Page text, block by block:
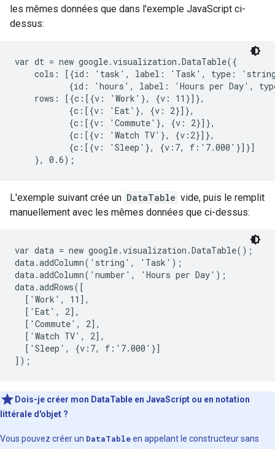
les mêmes données que dans l'exemple JavaScript ci-
dessus:
var dt = new google.visualization.DataTable({
cols: [{id: 'task', label: 'Task', type:
{id: 'hours', label: 'Hours per Day',
    rows: [{c:[{v: 'Work'}, {v: 11}]},
           {c:[{v: 'Eat'}, {v: 2}]},
           {c:[{v: 'Commute'}, {v: 2}]},
           {c:[{v: 'Watch TV'}, {v:2}]},
           {c:[{v: 'Sleep'}, {v:7, f:'7.000'}]}]
    }, 0.6);
L'exemple suivant crée un DataTable vide, puis le remplit
manuellement avec les mêmes données que ci-dessus:
var data = new google.visualization.DataTable();
data.addColumn('string', 'Task');
data.addColumn('number', 'Hours per Day');
data.addRows([
  ['Work', 11],
  ['Eat', 2],
  ['Commute', 2],
  ['Watch TV', 2],
  ['Sleep', {v:7, f:'7.000'}]
]);
Dois-je créer mon DataTable en JavaScript ou en notation
littérale d'objet ?
Vous pouvez créer un DataTableen appelant le constructeur sans